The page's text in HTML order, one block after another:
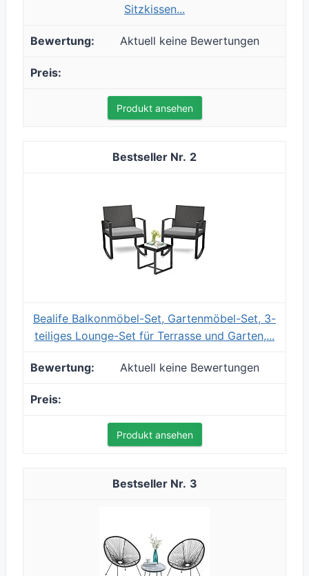
Sitzkissen...
Aktuell keine Bewertungen
Produkt ansehen
2
Bealife Balkonmöbel-Set, Gartenmöbel-Set, 3-
teiliges Lounge-Set für Terrasse und Garten,...
Aktuell keine Bewertungen
Produkt ansehen
3